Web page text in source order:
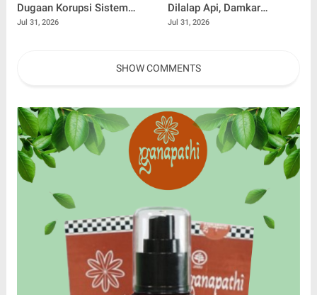
Dugaan Korupsi Sistem
Elektronik Perumda Pasar,
Jul 31, 2026
Dilalap Api, Damkar
Buleleng Berjibaku Selama
Jul 31, 2026
SHOW COMMENTS